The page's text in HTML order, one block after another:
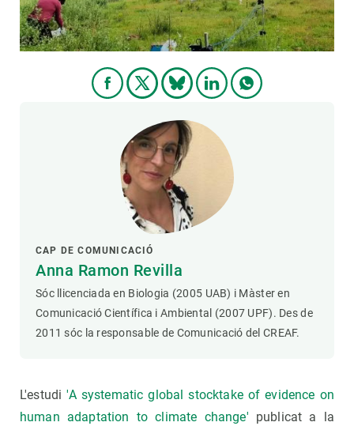
CAP DE COMUNICACIÓ
Anna Ramon Revilla
Sóc llicenciada en Biologia (2005 UAB) i Màster en
Comunicació Científica i Ambiental (2007 UPF). Des de
2011 sóc la responsable de Comunicació del CREAF.
L'estudi'A systematic global stocktake of evidence on
human adaptation to climate change' publicat a la